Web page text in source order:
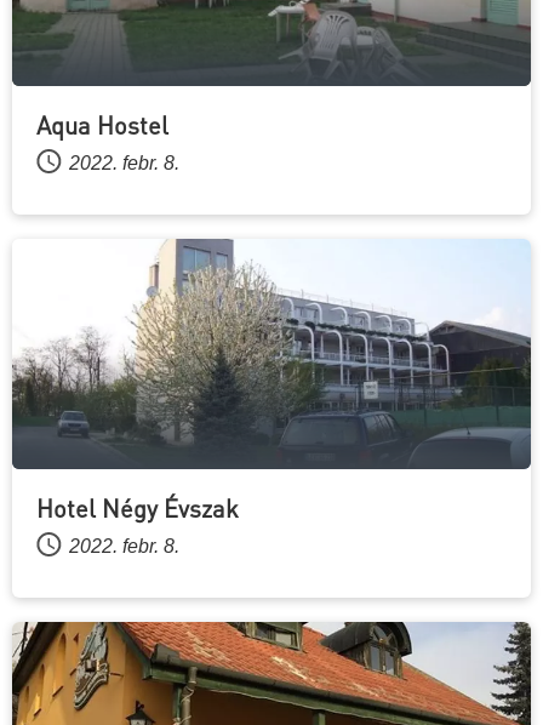
Aqua Hostel
2022. febr. 8.
Hotel Négy Évszak
2022. febr. 8.